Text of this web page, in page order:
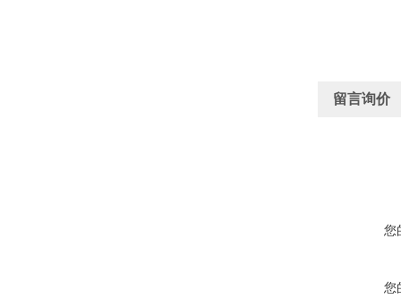
留言询价
您
您